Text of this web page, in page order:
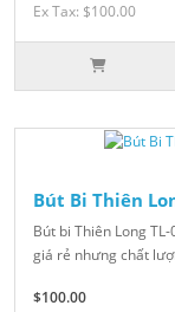
Ex Tax: $100.00
Bút Bi Thiên
Bút bi Thiên Long
giá rẻ nhưng chất
$100.00